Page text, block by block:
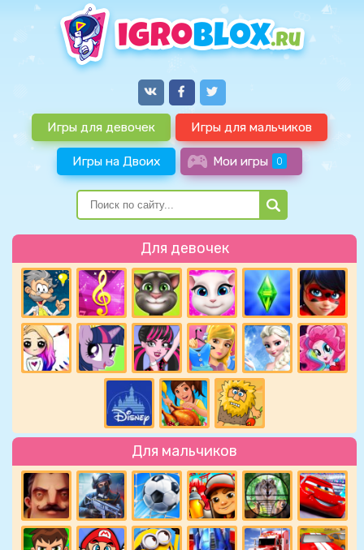
Игры для девочек Игры для мальчиков
Игры на Двоих Мои игры 0
Для девочек
Для мальчиков